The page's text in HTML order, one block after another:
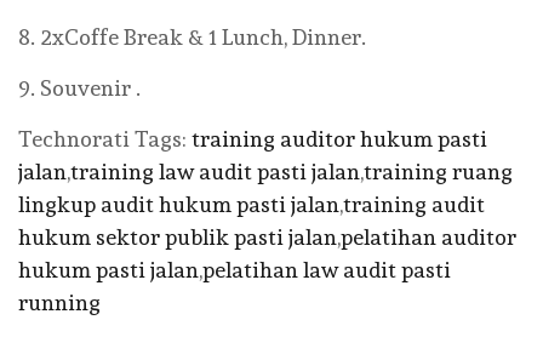
8. 2xCoffe Break & 1 Lunch, Dinner.
9. Souvenir .
Technorati Tags: training auditor hukum pasti
jalan,training law audit pasti jalan,training ruang
lingkup audit hukum pasti jalan,training audit
hukum sektor publik pasti jalan,pelatihan auditor
hukum pasti jalan,pelatihan law audit pasti
running